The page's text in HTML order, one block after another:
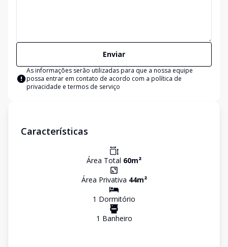
Enviar
As informações serão utilizadas para que a nossa equipe
possa entrar em contato de acordo com a política de
privacidade e termos de serviço
Características
Área Total 60m²
Área Privativa 44m²
1 Dormitório
1 Banheiro